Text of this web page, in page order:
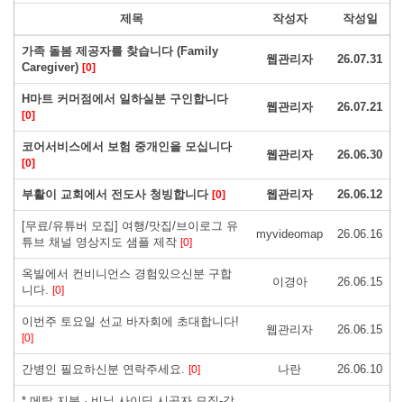
제목 작성자 작성일
가족 돌봄 제공자를 찾습니다 (Family
Caregiver) [0]
웹관리자 26.07.31
H마트 커머점에서 일하실분 구인합니다
[0]
웹관리자 26.07.21
코어서비스에서 보험 중개인을 모십니다
[0]
웹관리자 26.06.30
부활이 교회에서 전도사 청빙합니다 [0] 웹관리자 26.06.12
[무료/유튜버 모집] 여행/맛집/브이로그 유
튜브 채널 영상지도 샘플 제작 [0]
myvideomap 26.06.16
옥빌에서 컨비니언스 경험있으신분 구합
니다. [0]
이경아 26.06.15
이번주 토요일 선교 바자회에 초대합니다!
[0]
웹관리자 26.06.15
간병인 필요하신분 연락주세요. [0] 나란 26.06.10